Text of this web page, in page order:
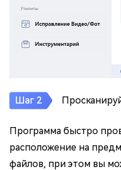
Программа быстро
расположение на
файлов, при этом вы